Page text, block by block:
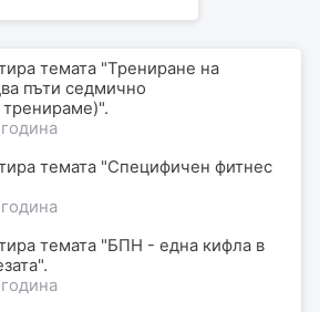
темата "Трениране на
пъти седмично
тренираме)".
темата "Специфичен фитнес
темата "БПН - една кифла в